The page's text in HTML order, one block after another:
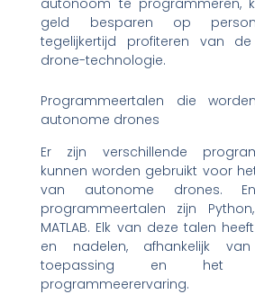
geld besparen op
tegelijkertijd profiteren van
drone-technologie.
Programmeertalen die
autonome drones
Er zijn verschillende
kunnen worden gebruikt voor
van autonome drones.
programmeertalen zijn
MATLAB. Elk van deze talen
en nadelen, afhankelijk
toepassing en het
programmeerervaring.